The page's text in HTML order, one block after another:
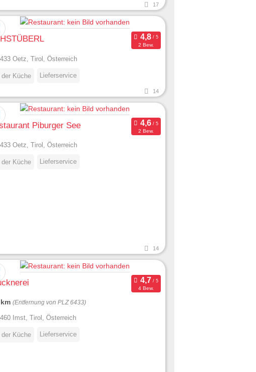
17
2 Bew.
Oetz, Tirol, Österreich
Küche Lieferservice
14
Piburger See
2 Bew.
Oetz, Tirol, Österreich
Küche Lieferservice
14
4 Bew.
(Entfernung von PLZ 6433)
Imst, Tirol, Österreich
Küche Lieferservice